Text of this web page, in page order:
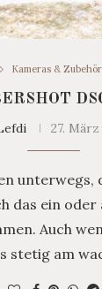
Kameras & Zubehör
27. März
unterwegs,
das ein oder
Auch
stetig am